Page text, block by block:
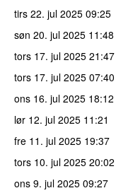
tirs 22. jul 2025 09:25
søn 20. jul 2025 11:48
tors 17. jul 2025 21:47
tors 17. jul 2025 07:40
ons 16. jul 2025 18:12
lør 12. jul 2025 11:21
fre 11. jul 2025 19:37
tors 10. jul 2025 20:02
ons 9. jul 2025 09:27